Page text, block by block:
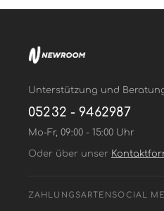
Unterstützung und
05232 - 9462987
Mo-Fr, 09:00 - 15:00 Uhr
Oder über unser
ZAHLUNGSARTEN SOCIAL